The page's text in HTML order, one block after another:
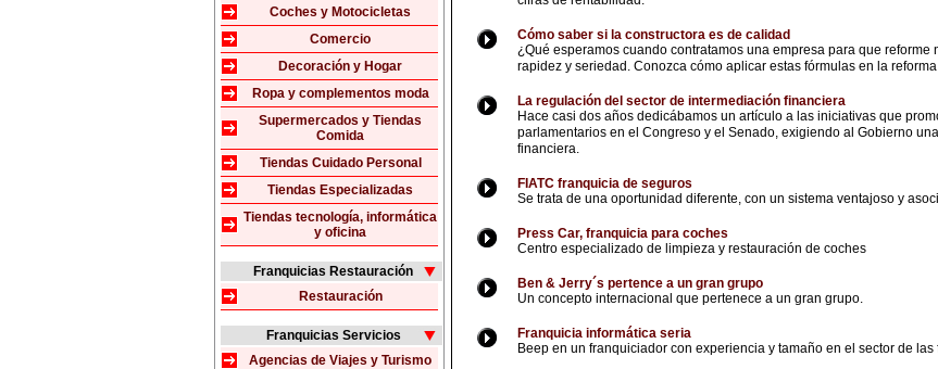
Coches y Motocicletas
Comercio
Decoración y Hogar
Ropa y complementos moda
Supermercados y Tiendas
Comida
Tiendas Cuidado Personal
Tiendas Especializadas
Tiendas tecnología, informática
y oficina
Franquicias Restauración
Restauración
Franquicias Servicios
Agencias de Viajes y Turismo
Cómo saber si la constructora es de calidad
¿Qué esperamos cuando contratamos una empresa para que
rapidez y seriedad. Conozca cómo aplicar estas fórmulas en la
La regulación del sector de intermediación financiera
Hace casi dos años dedicábamos un artículo a las iniciativas que
parlamentarios en el Congreso y el Senado, exigiendo al Gobierno
financiera.
FIATC franquicia de seguros
Se trata de una oportunidad diferente, con un sistema ventajoso y
Press Car, franquicia para coches
Centro especializado de limpieza y restauración de coches
Ben & Jerry´s pertence a un gran grupo
Un concepto internacional que pertenece a un gran grupo.
Franquicia informática seria
Beep en un franquiciador con experiencia y tamaño en el sector de